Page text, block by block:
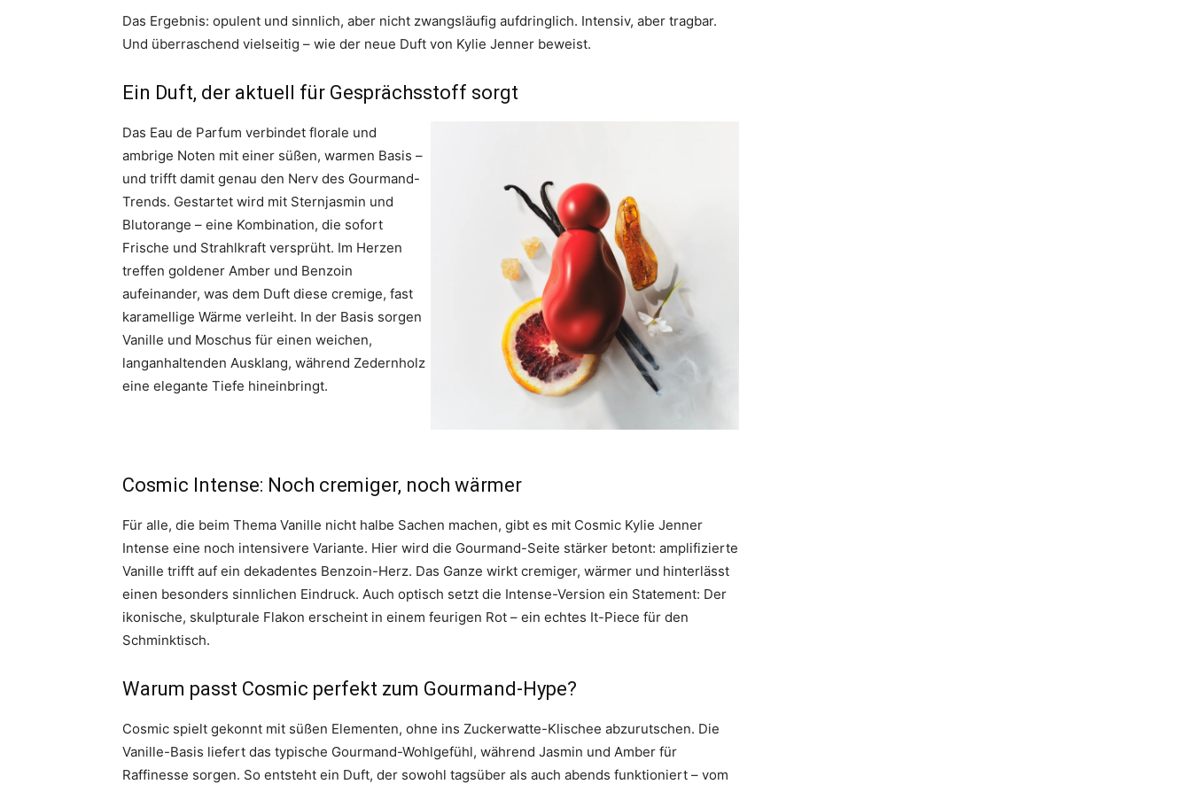
Das Ergebnis: opulent und sinnlich, aber nicht zwangsläufig aufdringlich. Intensiv, aber tragbar.
Und überraschend vielseitig – wie der neue Duft von Kylie Jenner beweist.
Ein Duft, der aktuell für Gesprächsstoff sorgt
Das Eau de Parfum verbindet florale und
ambrige Noten mit einer süßen, warmen Basis –
und trifft damit genau den Nerv des Gourmand-
Trends. Gestartet wird mit Sternjasmin und
Blutorange – eine Kombination, die sofort
Frische und Strahlkraft versprüht. Im Herzen
treffen goldener Amber und Benzoin
aufeinander, was dem Duft diese cremige, fast
karamellige Wärme verleiht. In der Basis sorgen
Vanille und Moschus für einen weichen,
langanhaltenden Ausklang, während Zedernholz
eine elegante Tiefe hineinbringt.
Cosmic Intense: Noch cremiger, noch wärmer
Für alle, die beim Thema Vanille nicht halbe Sachen machen, gibt es mit Cosmic Kylie Jenner
Intense eine noch intensivere Variante. Hier wird die Gourmand-Seite stärker betont: amplifizierte
Vanille trifft auf ein dekadentes Benzoin-Herz. Das Ganze wirkt cremiger, wärmer und hinterlässt
einen besonders sinnlichen Eindruck. Auch optisch setzt die Intense-Version ein Statement: Der
ikonische, skulpturale Flakon erscheint in einem feurigen Rot – ein echtes It-Piece für den
Schminktisch.
Warum passt Cosmic perfekt zum Gourmand-Hype?
Cosmic spielt gekonnt mit süßen Elementen, ohne ins Zuckerwatte-Klischee abzurutschen. Die
Vanille-Basis liefert das typische Gourmand-Wohlgefühl, während Jasmin und Amber für
Raffinesse sorgen. So entsteht ein Duft, der sowohl tagsüber als auch abends funktioniert – vom